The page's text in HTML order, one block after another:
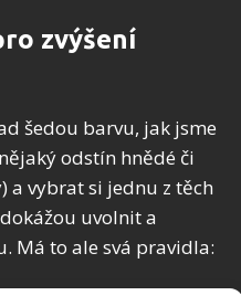
zvýšení
šedou barvu, jak jsme
odstín hnědé či
a vybrat si jednu z těch
uvolnit a
Má to ale svá pravidla: